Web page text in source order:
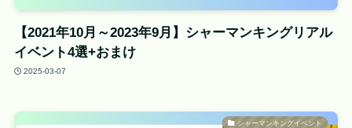
【2021年10月～2023年9月】シャーマンキングリアル
イベント4選+おまけ
2025-03-07
シャーマンキングイベント